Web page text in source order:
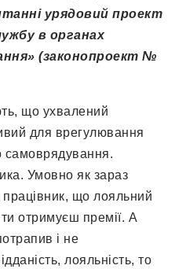
урядовий проект
в органах
(законопроект №
що ухвалений
для врегулювання
самоврядування.
Умовно як зараз
що лояльний
отримуєш премії. А
і не
лояльність, то